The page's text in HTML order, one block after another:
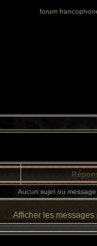
forum
Aucun sujet ou
Afficher les messages